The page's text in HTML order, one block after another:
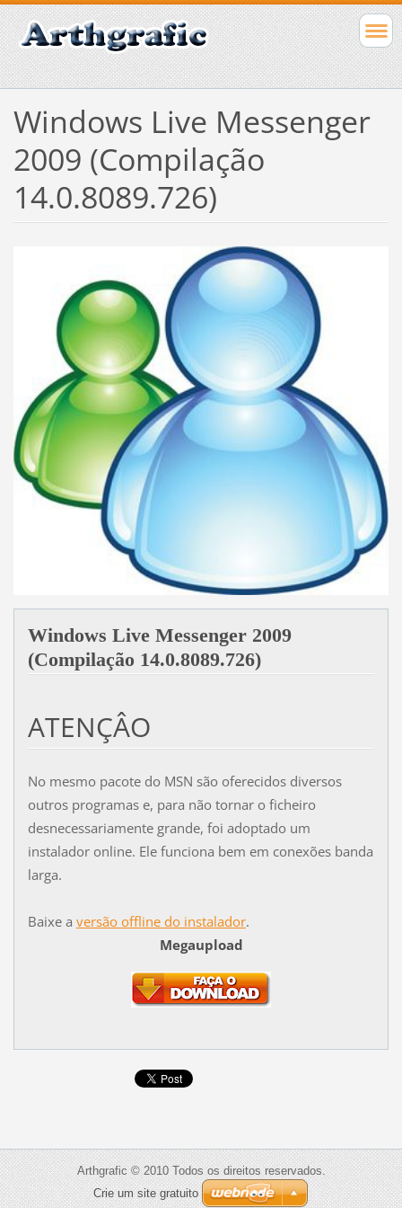
Windows Live Messenger
2009 (Compilação
14.0.8089.726)
Windows Live Messenger 2009
(Compilação 14.0.8089.726)
ATENÇÂO
No mesmo pacote do MSN são oferecidos diversos
outros programas e, para não tornar o ficheiro
desnecessariamente grande, foi adoptado um
instalador online. Ele funciona bem em conexões banda
larga.
Baixe a versão offline do instalador.
Megaupload
Arthgrafic © 2010 Todos os direitos reservados.
Crie um site gratuito